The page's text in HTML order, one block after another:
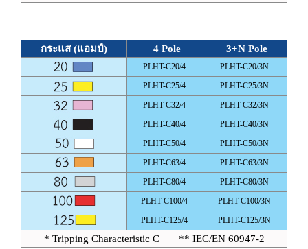
กระแส (แอมป์) 4 Pole 3+N Pole
PLHT-C20/4
PLHT-C20/3N
PLHT-C25/4
PLHT-C25/3N
PLHT-C32/4
PLHT-C32/3N
PLHT-C40/4
PLHT-C40/3N
PLHT-C50/4
PLHT-C50/3N
PLHT-C63/4
PLHT-C63/3N
PLHT-C80/4
PLHT-C80/3N
PLHT-C100/4
PLHT-C100/3N
PLHT-C125/4
PLHT-C125/3N
* Tripping Characteristic C ** IEC/EN 60947-2